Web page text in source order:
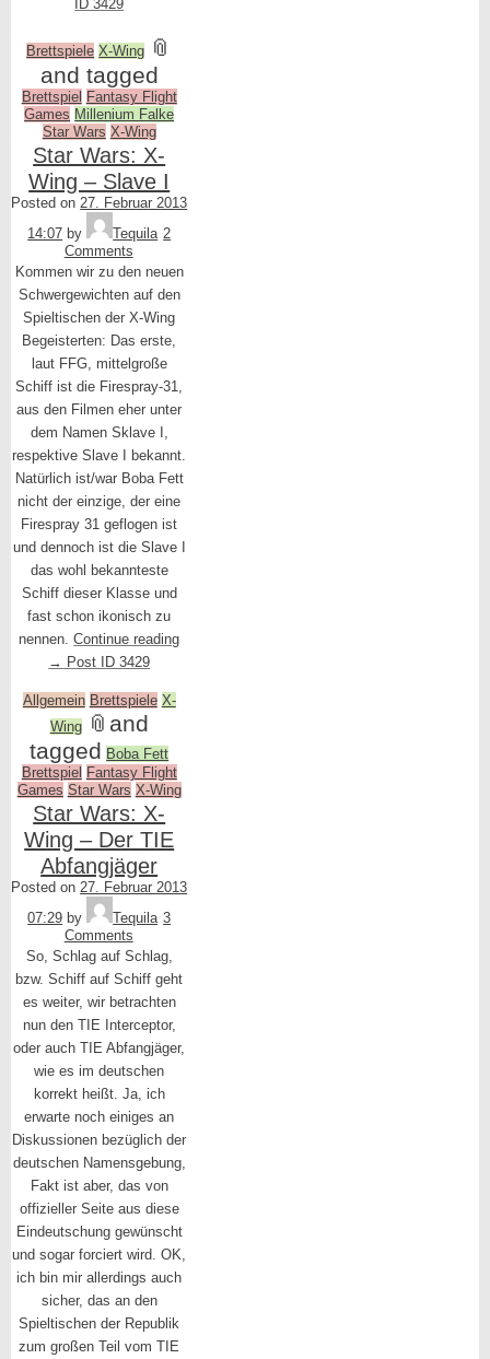
ID 3429
Brettspiele X-Wing 📎
and tagged
Brettspiel Fantasy Flight
Games Millenium Falke
Star Wars X-Wing
Star Wars: X-
Wing – Slave I
Posted on 27. Februar 2013
14:07 by Tequila 2
Comments
Kommen wir zu den neuen
Schwergewichten auf den
Spieltischen der X-Wing
Begeisterten: Das erste,
laut FFG, mittelgroße
Schiff ist die Firespray-31,
aus den Filmen eher unter
dem Namen Sklave I,
respektive Slave I bekannt.
Natürlich ist/war Boba Fett
nicht der einzige, der eine
Firespray 31 geflogen ist
und dennoch ist die Slave I
das wohl bekannteste
Schiff dieser Klasse und
fast schon ikonisch zu
nennen.Continue reading
→ Post ID 3429
Allgemein Brettspiele X-
Wing
📎 and
tagged Boba Fett
Brettspiel Fantasy Flight
Games Star Wars X-Wing
Star Wars: X-
Wing – Der TIE
Abfangjäger
Posted on 27. Februar 2013
07:29 by Tequila 3
Comments
So, Schlag auf Schlag,
bzw. Schiff auf Schiff geht
es weiter, wir betrachten
nun den TIE Interceptor,
oder auch TIE Abfangjäger,
wie es im deutschen
korrekt heißt. Ja, ich
erwarte noch einiges an
Diskussionen bezüglich der
deutschen Namensgebung,
Fakt ist aber, das von
offizieller Seite aus diese
Eindeutschung gewünscht
und sogar forciert wird. OK,
ich bin mir allerdings auch
sicher, das an den
Spieltischen der Republik
zum großen Teil vom TIE